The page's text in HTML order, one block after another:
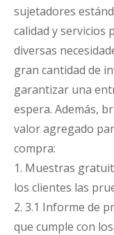
sujetadores
calidad y servicios
diversas
gran cantidad de
garantizar una
espera. Además,
valor agregado
compra:
1. Muestras
los clientes las
2. 3.1 Informe de
que cumple con